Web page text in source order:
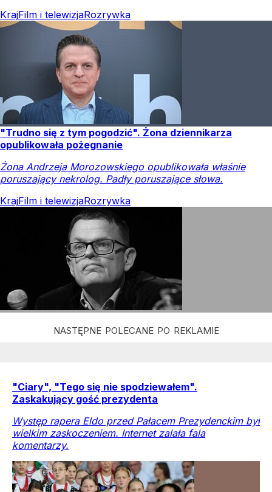
KrajFilm i telewizjaRozrywka
"Trudno się z tym pogodzić". Żona dziennikarza
opublikowała pożegnanie
Żona Andrzeja Morozowskiego opublikowała właśnie
poruszający nekrolog. Padły poruszające słowa.
KrajFilm i telewizjaRozrywka
"Ciary", "Tego się nie spodziewałem".
Zaskakujący gość prezydenta
Występ rapera Eldo przed Pałacem Prezydenckim był
wielkim zaskoczeniem. Internet zalała fala
komentarzy.